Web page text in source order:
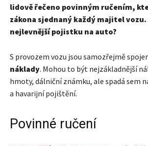
lidově řečeno povinným ručením,
zákona sjednaný každý majitel
nejlevnější pojistku na auto?
S provozem vozu jsou samozřejmě
náklady. Mohou to být nejzákladnější
hmoty, dálniční známku, ale spadá sem
a havarijní pojištění.
Povinné ručení